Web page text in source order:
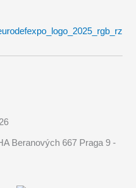
Beranových 667 Praga 9 -